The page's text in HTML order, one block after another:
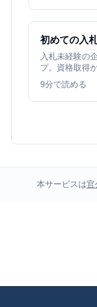
初めての入
入札未経験の
プ。資格取得
9分で読める
本サービスは官